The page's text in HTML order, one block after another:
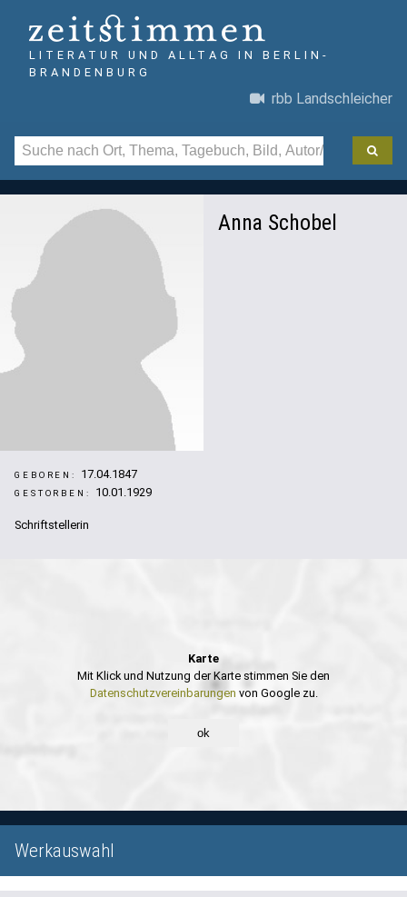
LITERATUR UND ALLTAG IN BERLIN-
BRANDENBURG
rbb Landschleicher
Anna Schobel
GEBOREN: 17.04.1847
GESTORBEN: 10.01.1929
Schriftstellerin
Karte
Mit Klick und Nutzung der Karte stimmen Sie den
Datenschutzvereinbarungen von Google zu.
ok
Werkauswahl